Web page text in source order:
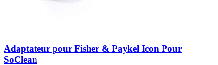
Adaptateur pour Fisher & Paykel Icon Pour
SoClean